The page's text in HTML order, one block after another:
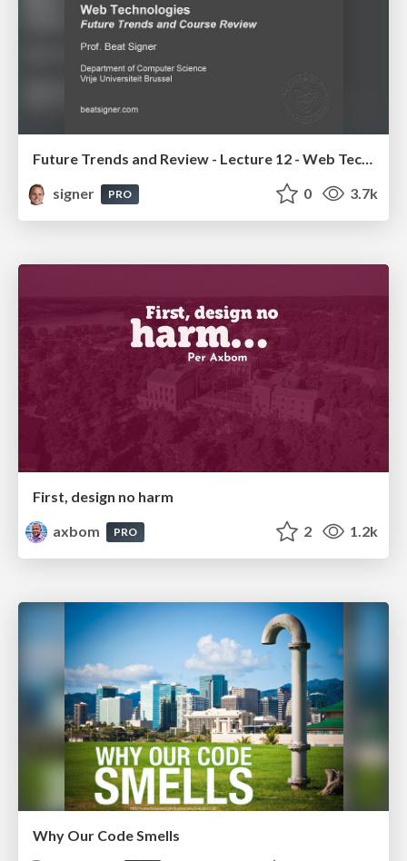
Future Trends and Review - Lecture 12 - Web Technologies (1019888BNR)
signer
PRO 0 3.7k
First, design no harm
axbom
PRO 2 1.2k
Why Our Code Smells